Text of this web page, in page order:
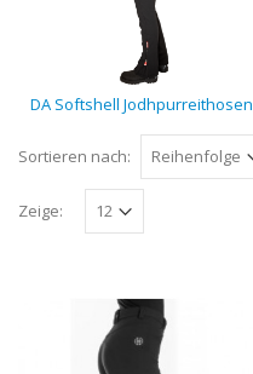
DA Softshell Jodhpurreithosen
Sortieren nach:
Zeige: